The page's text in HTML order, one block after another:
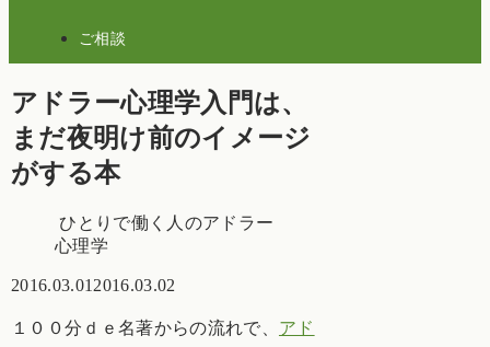
ご相談
アドラー心理学入門は、
まだ夜明け前のイメージ
がする本
ひとりで働く人のアドラー
心理学
2016.03.01 2016.03.02
１００分ｄｅ名著からの流れで、 アド